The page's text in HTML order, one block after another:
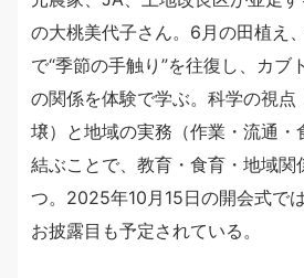
の大桃美代子さん。6月の田植え
で“季節の手触り”を往復し、カブ
の関係を体験で学ぶ。科学の視点
壌）と地域の実務（作業・流通・
結ぶことで、教育・食育・地域関
つ。2025年10月15日の開会式で
お披露目も予定されている。